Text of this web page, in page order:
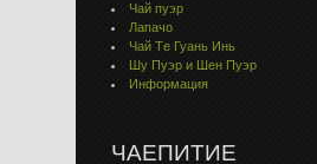
Чай пуэр
Лапачо
Чай Тe Гуaнь Инь
Шу Пуэр и Шен Пуэр
Информация
ЧАЕПИТИЕ